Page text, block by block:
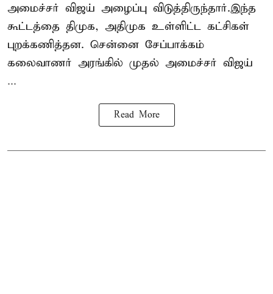
அமைச்சர் விஜய் அழைப்பு விடுத்திருந்தார்.இந்த
கூட்டத்தை திமுக, அதிமுக உள்ளிட்ட கட்சிகள்
புறக்கணித்தன. சென்னை சேப்பாக்கம்
கலைவாணர் அரங்கில் முதல் அமைச்சர் விஜய்
...
Read More